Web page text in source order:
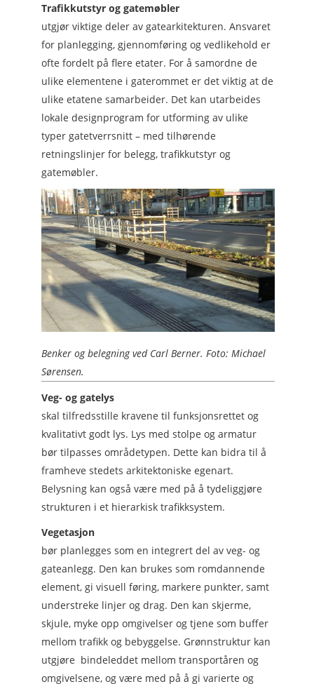
Trafikkutstyr og gatemøbler
utgjør viktige deler av gatearkitekturen. Ansvaret
for planlegging, gjennomføring og vedlikehold er
ofte fordelt på flere etater. For å samordne de
ulike elementene i gaterommet er det viktig at de
ulike etatene samarbeider. Det kan utarbeides
lokale designprogram for utforming av ulike
typer gatetverrsnitt – med tilhørende
retningslinjer for belegg, trafikkutstyr og
gatemøbler.
Benker og belegning ved Carl Berner. Foto: Michael
Sørensen.
Veg- og gatelys
skal tilfredsstille kravene til funksjonsrettet og
kvalitativt godt lys. Lys med stolpe og armatur
bør tilpasses områdetypen. Dette kan bidra til å
framheve stedets arkitektoniske egenart.
Belysning kan også være med på å tydeliggjøre
strukturen i et hierarkisk trafikksystem.
Vegetasjon
bør planlegges som en integrert del av veg- og
gateanlegg. Den kan brukes som romdannende
element, gi visuell føring, markere punkter, samt
understreke linjer og drag. Den kan skjerme,
skjule, myke opp omgivelser og tjene som buffer
mellom trafikk og bebyggelse. Grønnstruktur kan
utgjøre bindeleddet mellom transportåren og
omgivelsene, og være med på å gi varierte og